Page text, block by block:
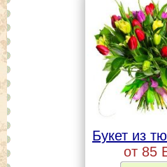
Букет из
от 85